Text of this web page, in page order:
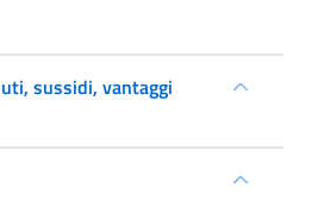
sussidi, vantaggi